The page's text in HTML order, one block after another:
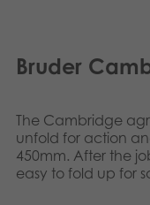
Arkiverade
Norsk
Bruder
The Cambridge
unfold for action
450mm. After the
easy to fold up for